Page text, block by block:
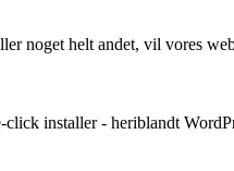
noget helt andet, vil vores
installer - heriblandt